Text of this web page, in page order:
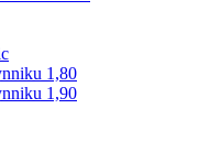
1,80
1,90